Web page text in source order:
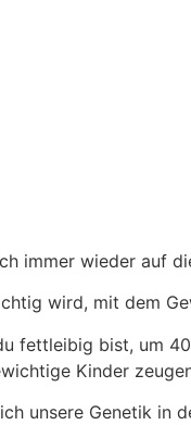
immer wieder auf
wird, mit dem
fettleibig bist, um
Kinder
unsere Genetik in